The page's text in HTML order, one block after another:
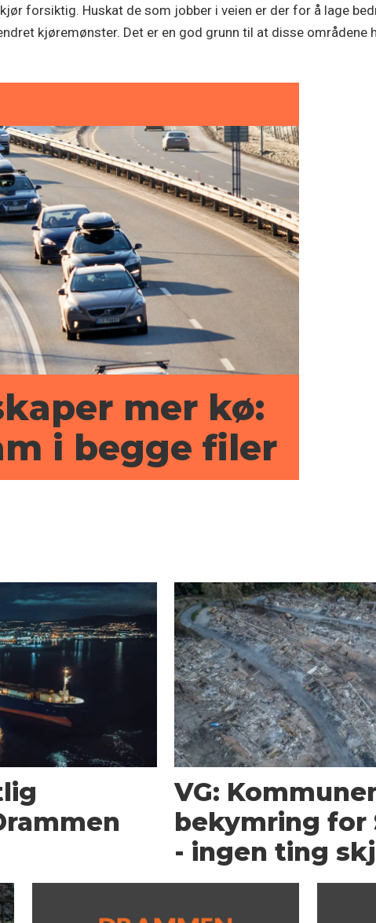
forsiktig. Huskat de som jobber i veien er der for å lage
kjøremønster. Det er en god grunn til at disse områdene
mer kø:
i begge filer
VG:
bekymring for
- ingen ting